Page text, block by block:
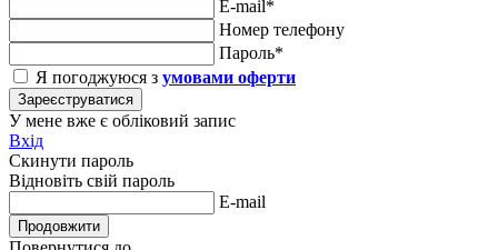
E-mail*
Номер телефону
Пароль*
Я погоджуюся з умовами оферти
Зареєструватися
У мене вже є обліковий запис
Вхід
Скинути пароль
Відновіть свій пароль
E-mail
Продовжити